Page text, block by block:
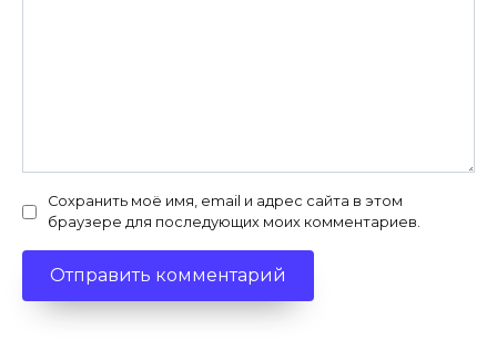
Сохранить моё имя, email и адрес сайта в этом
браузере для последующих моих комментариев.